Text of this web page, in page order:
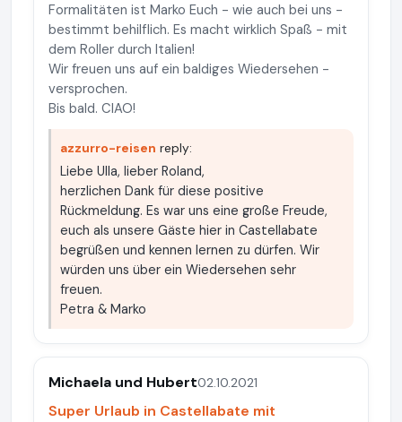
Formalitäten ist Marko Euch - wie auch bei uns -
bestimmt behilflich. Es macht wirklich Spaß - mit
dem Roller durch Italien!
Wir freuen uns auf ein baldiges Wiedersehen -
versprochen.
Bis bald. CIAO!
azzurro-reisen reply:
Liebe Ulla, lieber Roland,
herzlichen Dank für diese positive
Rückmeldung. Es war uns eine große Freude,
euch als unsere Gäste hier in Castellabate
begrüßen und kennen lernen zu dürfen. Wir
würden uns über ein Wiedersehen sehr
freuen.
Petra & Marko
Michaela und Hubert02.10.2021
Super Urlaub in Castellabate mit